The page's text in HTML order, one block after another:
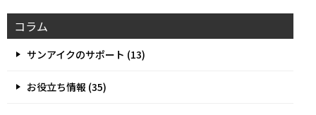
コラム
サンアイクのサポート (13)
お役立ち情報 (35)